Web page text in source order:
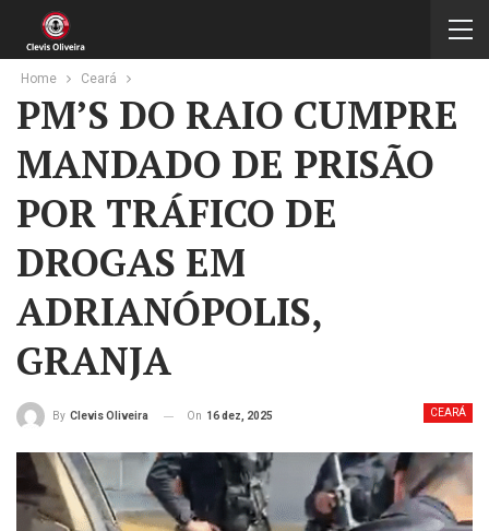
Home Ceará
PM’S DO RAIO CUMPRE
MANDADO DE PRISÃO
POR TRÁFICO DE
DROGAS EM
ADRIANÓPOLIS,
GRANJA
CEARÁ
By Clevis Oliveira On 16 dez, 2025